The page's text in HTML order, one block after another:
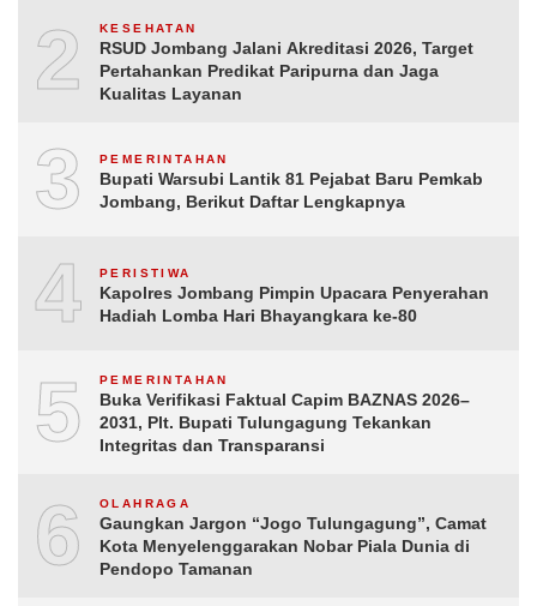
2 KESEHATAN
RSUD Jombang Jalani Akreditasi 2026, Target
Pertahankan Predikat Paripurna dan Jaga
Kualitas Layanan
3 PEMERINTAHAN
Bupati Warsubi Lantik 81 Pejabat Baru Pemkab
Jombang, Berikut Daftar Lengkapnya
4 PERISTIWA
Kapolres Jombang Pimpin Upacara Penyerahan
Hadiah Lomba Hari Bhayangkara ke-80
5 PEMERINTAHAN
Buka Verifikasi Faktual Capim BAZNAS 2026–
2031, Plt. Bupati Tulungagung Tekankan
Integritas dan Transparansi
6 OLAHRAGA
Gaungkan Jargon “Jogo Tulungagung”, Camat
Kota Menyelenggarakan Nobar Piala Dunia di
Pendopo Tamanan